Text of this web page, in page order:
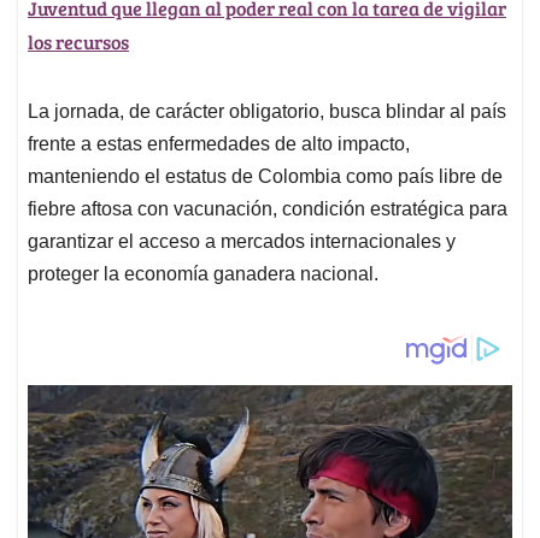
Juventud que llegan al poder real con la tarea de vigilar
los recursos
La jornada, de carácter obligatorio, busca blindar al país
frente a estas enfermedades de alto impacto,
manteniendo el estatus de Colombia como país libre de
fiebre aftosa con vacunación, condición estratégica para
garantizar el acceso a mercados internacionales y
proteger la economía ganadera nacional.